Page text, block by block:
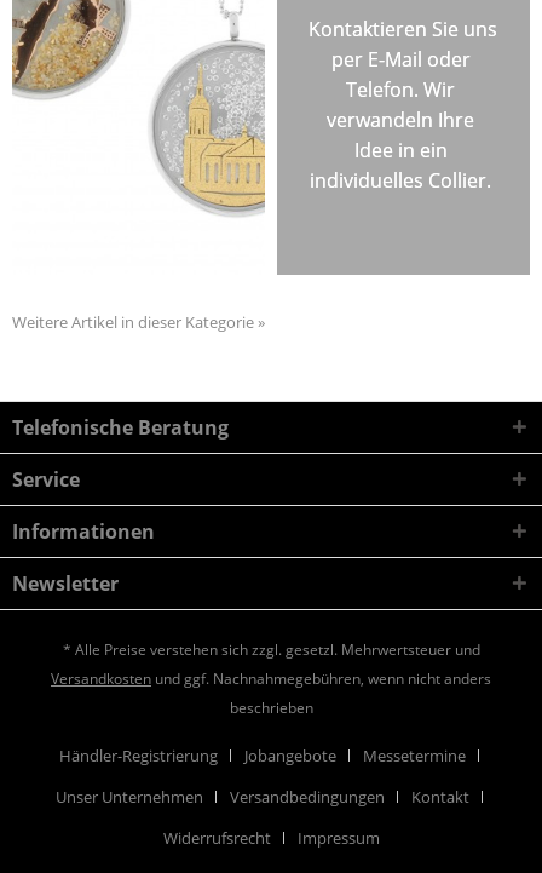
Kontaktieren Sie uns
per E-Mail oder
Telefon. Wir
verwandeln Ihre
Idee in ein
individuelles Collier.
Weitere Artikel in dieser Kategorie »
Telefonische Beratung
Service
Informationen
Newsletter
* Alle Preise verstehen sich zzgl. gesetzl. Mehrwertsteuer und
Versandkosten und ggf. Nachnahmegebühren, wenn nicht anders
beschrieben
Händler-Registrierung Jobangebote
Messetermine
Unser Unternehmen
Versandbedingungen
Kontakt
Widerrufsrecht
Impressum